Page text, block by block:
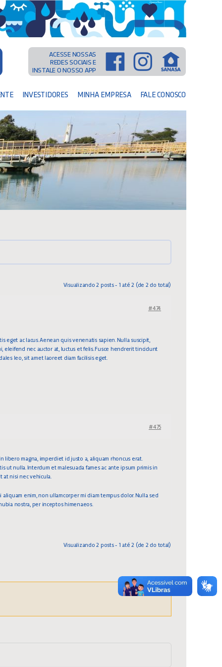
ACESSE NOSSAS
REDES SOCIAIS E
INSTALE O NOSSO APP
INVESTIDORES MINHA EMPRESA FALE CONOSCO
Visualizando 2 posts - 1 até 2 (de 2 do total)
#474
ac lacus. Aenean quis venenatis sapien. Nulla suscipit,
eleifend nec auctor at, luctus et felis. Fusce hendrerit tincidunt
leo, sit amet laoreet diam facilisis eget.
#475
libero magna, imperdiet id justo a, aliquam rhoncus erat.
ut nulla. Interdum et malesuada fames ac ante ipsum primis in
at nisi nec vehicula.
enim, non ullamcorper mi diam tempus dolor. Nulla sed
nostra, per inceptos himenaeos.
Visualizando 2 posts - 1 até 2 (de 2 do total)
×